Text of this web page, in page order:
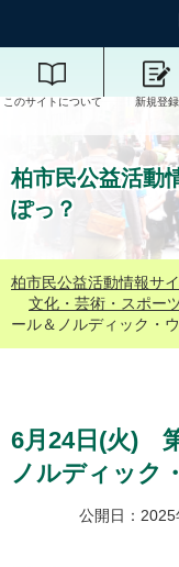
このサイトについて 新規登録
柏市民公益活動
ぽっ？
柏市民公益活動情報サ
文化・芸術・スポー
ール＆ノルディック・
6月24日(火)
ノルディック
公開日：